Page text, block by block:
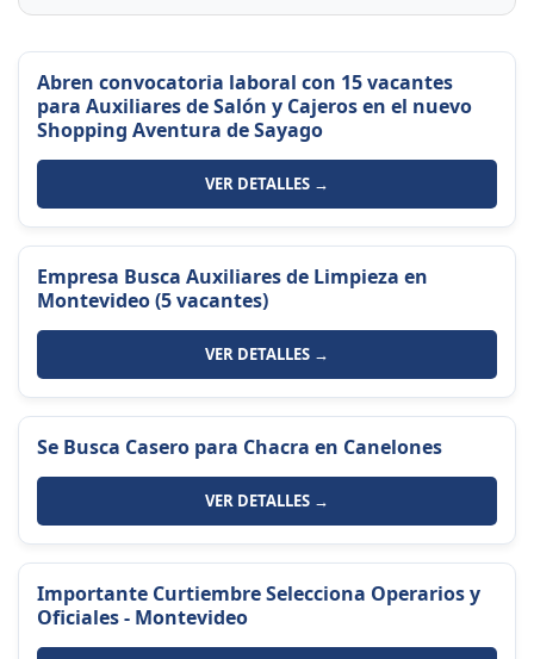
Abren convocatoria laboral con 15 vacantes
para Auxiliares de Salón y Cajeros en el nuevo
Shopping Aventura de Sayago
VER DETALLES →
Empresa Busca Auxiliares de Limpieza en
Montevideo (5 vacantes)
VER DETALLES →
Se Busca Casero para Chacra en Canelones
VER DETALLES →
Importante Curtiembre Selecciona Operarios y
Oficiales - Montevideo